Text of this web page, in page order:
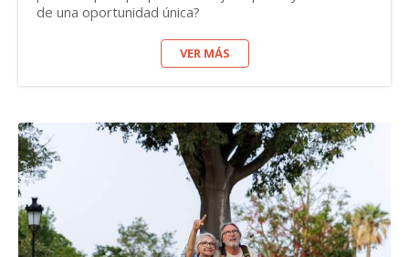
de una oportunidad única?
VER MÁS